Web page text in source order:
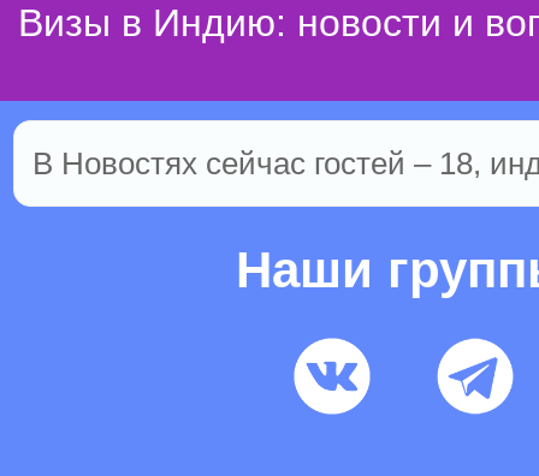
Визы в Индию: новости и
В Новостях сейчас гостей – 18,
Наши